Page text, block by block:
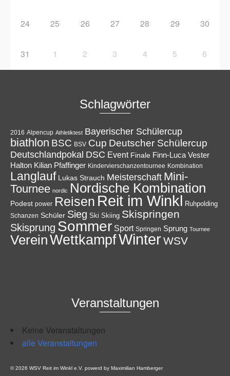
24 25 26 27 28 29 30
31 1 2 3 4 5 6
Schlagwörter
2016 Alpencup Athletiktest Bayerischer Schülercup
biathlon BSC BSV Cup Deutscher Schülercup
Deutschlandpokal DSC Event Finale Finn-Luca Vester
Halton Kilian Pfaffinger Kindervierschanzentournee Kombination
Langlauf Lukas Strauch Meisterschaft Mini-
Tournee nordic Nordische Kombination
Podest power Reisen Reit im Winkl Ruhpolding
Schanzen Schüler Sieg Ski Skiing Skispringen
Skisprung Sommer Sport Springen Sprung Tournee
VereinWettkampfWinterWSV
Veranstaltungen
Keine Veranstaltungen
alle Veranstaltungen
© 2026 WSV Reit im Winkl e.V. powerd by Maximilian Hamberger